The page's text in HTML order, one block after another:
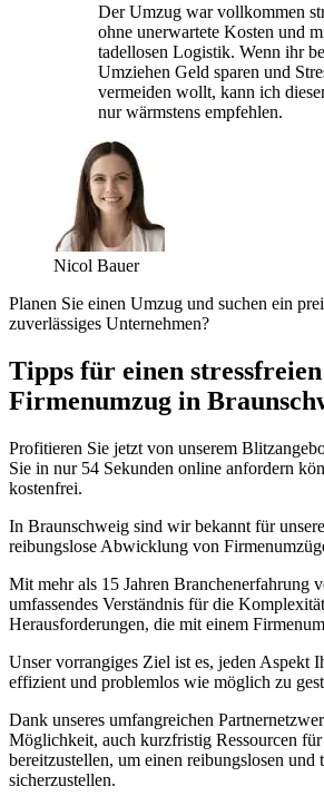
Der Umzug war vollkommen
ohne unerwartete Kosten und
tadellosen Logistik. Wenn ihr
Umziehen Geld sparen und
vermeiden wollt, kann ich
nur wärmstens empfehlen.
Nicol Bauer
Planen Sie einen Umzug und suchen ein
zuverlässiges Unternehmen?
Tipps für einen stressfreien
Firmenumzug in
Profitieren Sie jetzt von unserem
Sie in nur 54 Sekunden online anfordern
kostenfrei.
In Braunschweig sind wir bekannt für
reibungslose Abwicklung von
Mit mehr als 15 Jahren Branchenerfahrung
umfassendes Verständnis für die
Herausforderungen, die mit einem
Unser vorrangiges Ziel ist es, jeden Aspekt
effizient und problemlos wie möglich zu
Dank unseres umfangreichen
Möglichkeit, auch kurzfristig Ressourcen
bereitzustellen, um einen reibungslosen und
sicherzustellen.